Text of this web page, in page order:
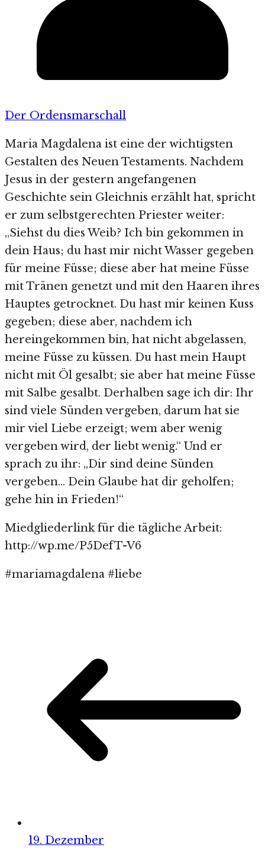
Der Ordensmarschall
Maria Magdalena ist eine der wichtigsten
Gestalten des Neuen Testaments. Nachdem
Jesus in der gestern angefangenen
Geschichte sein Gleichnis erzählt hat, spricht
er zum selbstgerechten Priester weiter:
„Siehst du dies Weib? Ich bin gekommen in
dein Haus; du hast mir nicht Wasser gegeben
für meine Füsse; diese aber hat meine Füsse
mit Tränen genetzt und mit den Haaren ihres
Hauptes getrocknet. Du hast mir keinen Kuss
gegeben; diese aber, nachdem ich
hereingekommen bin, hat nicht abgelassen,
meine Füsse zu küssen. Du hast mein Haupt
nicht mit Öl gesalbt; sie aber hat meine Füsse
mit Salbe gesalbt. Derhalben sage ich dir: Ihr
sind viele Sünden vergeben, darum hat sie
mir viel Liebe erzeigt; wem aber wenig
vergeben wird, der liebt wenig.“ Und er
sprach zu ihr: „Dir sind deine Sünden
vergeben… Dein Glaube hat dir geholfen;
gehe hin in Frieden!“
Miedgliederlink für die tägliche Arbeit:
http://wp.me/P5DefT-V6
#mariamagdalena #liebe
19. Dezember